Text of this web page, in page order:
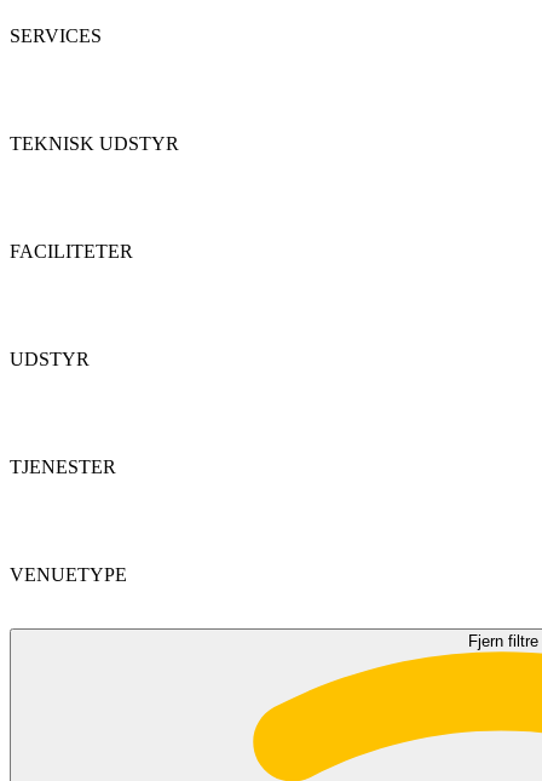
SERVICES
TEKNISK UDSTYR
FACILITETER
UDSTYR
TJENESTER
VENUETYPE
Fjern filtre